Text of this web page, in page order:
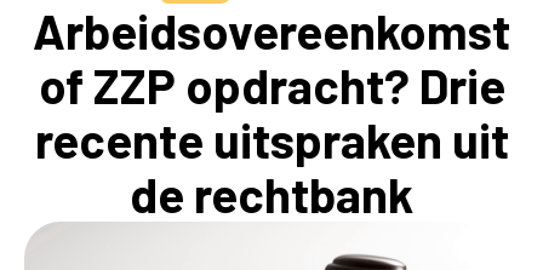
Arbeidsovereenkomst
of ZZP opdracht? Drie
recente uitspraken uit
de rechtbank